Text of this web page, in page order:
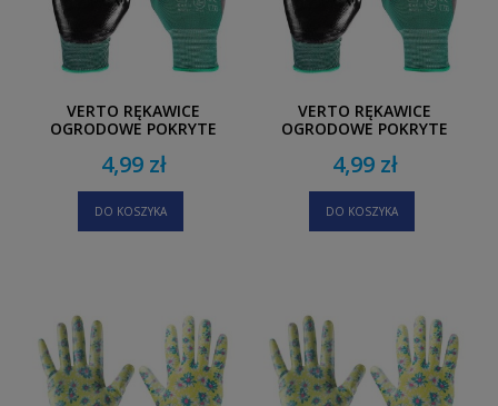
VERTO RĘKAWICE
OGRODOWE POKRYTE
4,99 zł
DO KOSZYKA
VERTO RĘKAWICE
OGRODOWE POKRYTE
4,99 zł
DO KOSZYKA